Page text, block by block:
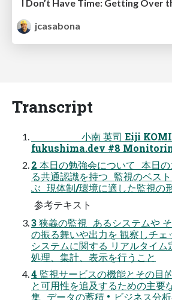
jcasabona
Transcript
⼩南 英司 Eiji
fukushima.dev #8
2 本⽇の勉強会について 本⽇
る共通認識を持つ 監視のベス
ぶ 現体制/環境に適した監視の
参考テキスト
3 狭義の監視 あるシステムや
の振る舞いや出⼒を 観察しチェ
システムに関する リアルタイム
処理、集計、表⽰を⾏うこと
4 監視サービスの機能とその⽬
と可⽤性を追及するための主要
集 データの蓄積 • ビジネス分